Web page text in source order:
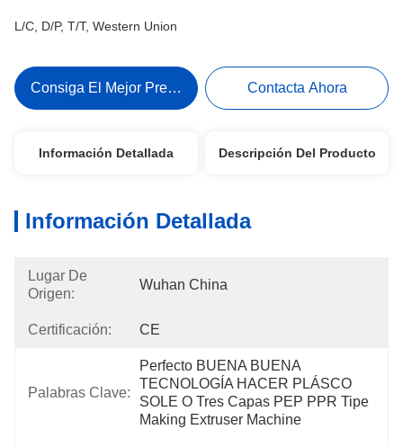
L/C, D/P, T/T, Western Union
Consiga El Mejor Precio Contacta Ahora
Información Detallada Descripción Del Producto
Información Detallada
Lugar De
Origen:
Wuhan China
Certificación: CE
Palabras Clave:
Perfecto BUENA BUENA
TECNOLOGÍA HACER PLÁSCO
SOLE O Tres Capas PEP PPR Tipe
Making Extruser Machine